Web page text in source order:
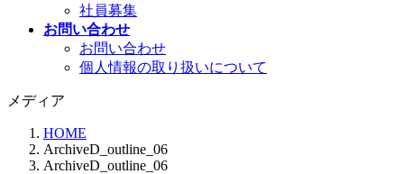
社員募集
お問い合わせ
お問い合わせ
個人情報の取り扱いについて
メディア
HOME
ArchiveD_outline_06
ArchiveD_outline_06